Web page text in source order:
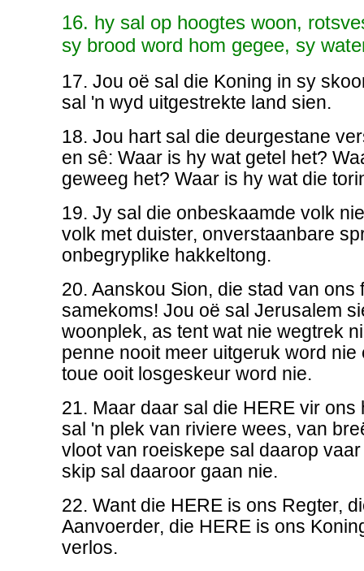
16. hy sal op hoogtes woon,
sy brood word hom gegee, sy
17. Jou oë sal die Koning in sy
sal 'n wyd uitgestrekte land sien.
18. Jou hart sal die deurgestane
en sê: Waar is hy wat getel het?
geweeg het? Waar is hy wat die
19. Jy sal die onbeskaamde volk
volk met duister, onverstaanbare
onbegryplike hakkeltong.
20. Aanskou Sion, die stad van ons
samekoms! Jou oë sal Jerusalem
woonplek, as tent wat nie wegtrek
penne nooit meer uitgeruk word
toue ooit losgeskeur word nie.
21. Maar daar sal die HERE vir ons
sal 'n plek van riviere wees, van
vloot van roeiskepe sal daarop
skip sal daaroor gaan nie.
22. Want die HERE is ons Regter,
Aanvoerder, die HERE is ons
verlos.